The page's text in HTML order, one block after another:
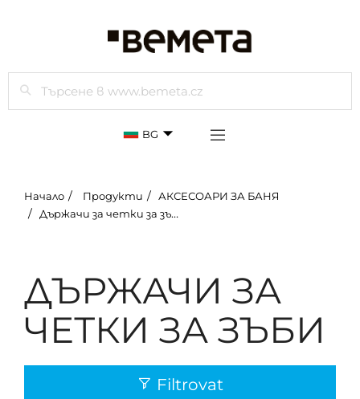
Търси
BG
Начало Продукти
АКСЕСОАРИ ЗА БАНЯ
Държачи за четки за зъби
ДЪРЖАЧИ ЗА
ЧЕТКИ ЗА ЗЪБИ
Filtrovat